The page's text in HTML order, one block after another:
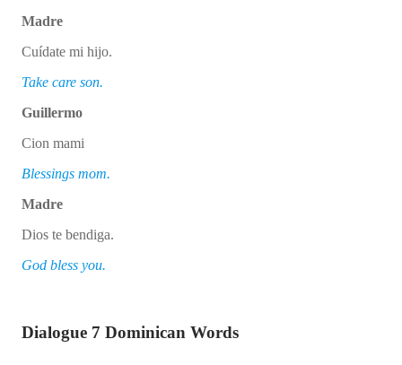
Madre
Cuídate mi hijo.
Take care son.
Guillermo
Cion mami
Blessings mom.
Madre
Dios te bendiga.
God bless you.
Dialogue 7 Dominican Words